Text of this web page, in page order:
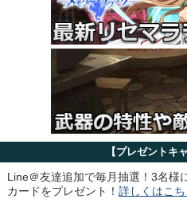
【プレゼントキ
Line＠友達追加で毎月抽選！3名様
カードをプレゼント！ 詳しくはこち